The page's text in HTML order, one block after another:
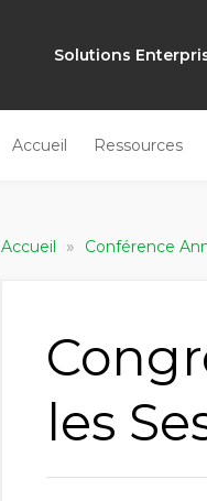
Solutions
Accueil Ressources
Accueil » Conférence
les